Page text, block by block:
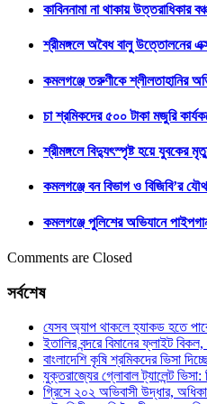
কাবিননামা না থাকায় উত্তরাধিকার
শ্রীমঙ্গলে অবৈধ বালু উত্তোলনের
কমলগঞ্জে তরুণীকে শ্লীলতাহানির
চা শ্রমিকদের ৫০০ টাকা মজুরি
শ্রীমঙ্গলে বিদ্যুৎস্পৃষ্ট হয়ে যুবকের
কমলগঞ্জে বন বিভাগ ও বিজিবি’র
কমলগঞ্জে পুলিশের অভিযানে
Comments are Closed
সর্বশেষ
যেসব অ্যাপ থাকলে হ্যাকড হতে
ইতালির বন্দরে বিমানের ফ্লাইট
বাংলাদেশি কৃষি শ্রমিকদের ভিসা
যুক্তরাজ্যের গ্লোবাল ট্যালেন্ট
গ্রিসে ২০২ অভিবাসী উদ্ধার,